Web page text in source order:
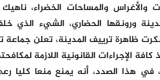
والأغراس والمساحات الخضراء،
ورونقها الحضاري، الشيء الذي
ظاهرة ترييف المدينة، تعلن
كافة الإجراءات القانونية اللازمة
في هذا الصدد، أنه يمنع منعا كليا